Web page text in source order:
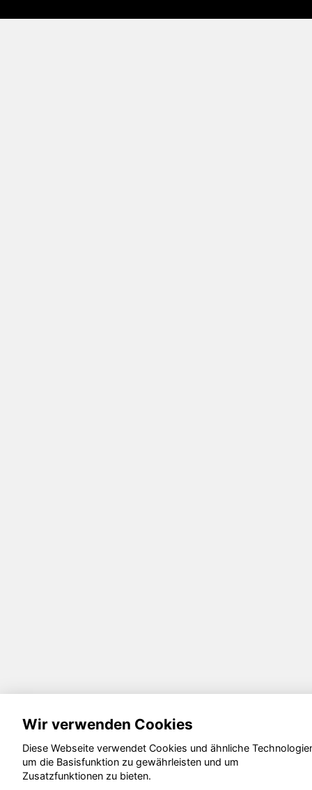
Wir verwenden Cookies
Diese Webseite verwendet Cookies und ähnliche
um die Basisfunktion zu gewährleisten und um
Zusatzfunktionen zu bieten.